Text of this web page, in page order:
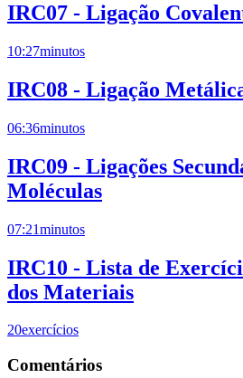
IRC07 - Ligação
10:27minutos
IRC08 - Ligação
06:36minutos
IRC09 - Ligações
Moléculas
07:21minutos
IRC10 - Lista de
dos Materiais
20exercícios
Comentários